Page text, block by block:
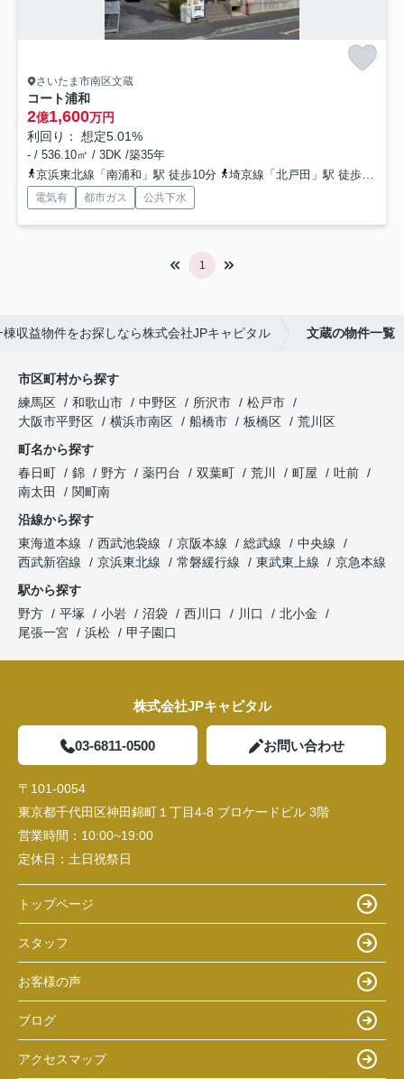
さいたま市南区文蔵
コート浦和
2億1,600万円
利回り： 想定5.01%
- / 536.10㎡ / 3DK /築35年
京浜東北線「南浦和」駅 徒歩10分
埼京線「北戸田」駅 徒歩27分
電気有 都市ガス 公共下水
1
収益物件をお探しなら株式会社JPキャピタル 文蔵の物件一覧
市区町村から探す
練馬区
和歌山市 中野区 所沢市
松戸市
大阪市平野区
横浜市南区 船橋市 板橋区
荒川区
町名から探す
春日町
錦 野方 薬円台 双葉町 荒川 町屋
吐前
南太田
関町南
沿線から探す
東海道本線
西武池袋線 京阪本線 総武線
中央線
西武新宿線
京浜東北線 常磐緩行線 東武東上線
京急本線
駅から探す
野方
平塚 小岩 沼袋 西川口 川口
北小金
尾張一宮
浜松 甲子園口
株式会社JPキャピタル
03-6811-0500 お問い合わせ
〒101-0054
東京都千代田区神田錦町１丁目4-8 ブロケードビル 3階
営業時間： 10:00~19:00
定休日： 土日祝祭日
トップページ
スタッフ
お客様の声
ブログ
アクセスマップ